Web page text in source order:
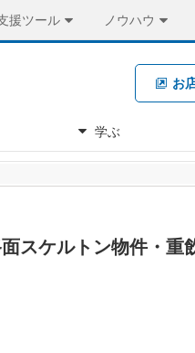
援ツール ノウハウ
お
学ぶ
スケルトン物件・重